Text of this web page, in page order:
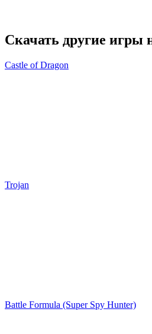
Скачать другие игры
Castle of Dragon
Trojan
Battle Formula (Super Spy Hunter)